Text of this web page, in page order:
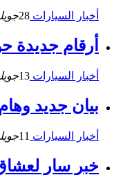
أخبار السيارات 28
أرقام جديدة
أخبار السيارات 13
بيان جديد
أخبار السيارات 11
خبر سار